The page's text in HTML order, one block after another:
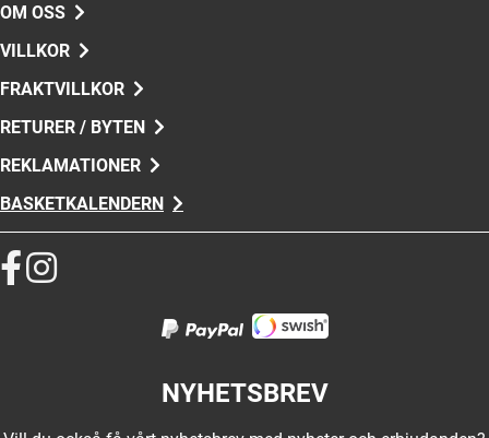
OM OSS
VILLKOR
FRAKTVILLKOR
RETURER / BYTEN
REKLAMATIONER
BASKETKALENDERN
NYHETSBREV